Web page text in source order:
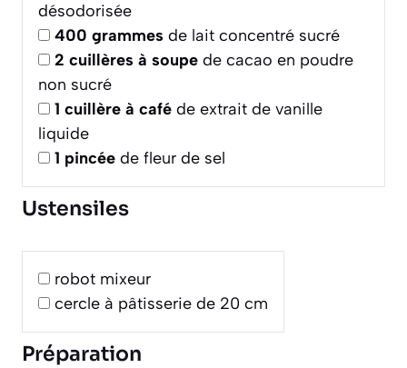
désodorisée
400 grammes de lait concentré sucré
2 cuillères à soupe de cacao en poudre
non sucré
1 cuillère à café de extrait de vanille
liquide
1 pincée de fleur de sel
Ustensiles
robot mixeur
cercle à pâtisserie de 20 cm
Préparation